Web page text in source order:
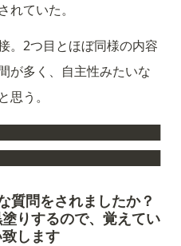
れていた。
。2つ目とほぼ同様の内容
が多く、自主性みたいな
思う。
問をされましたか？
りするので、覚えてい
します